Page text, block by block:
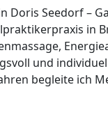
Doris Seedorf –
in
und
begleite ich